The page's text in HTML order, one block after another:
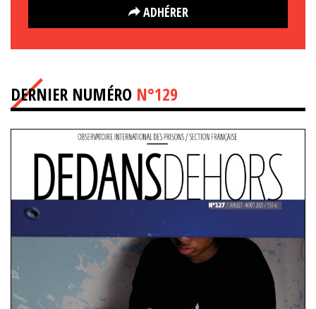
ADHÉRER
DERNIER NUMÉRO N°129